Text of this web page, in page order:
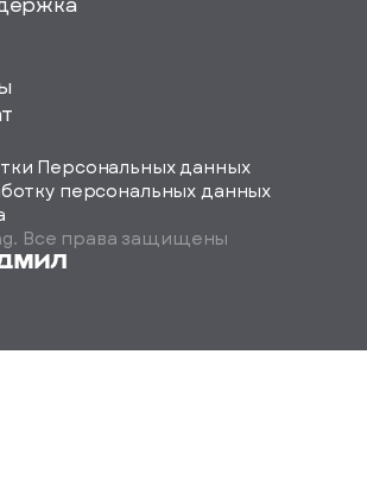
Персональных данных
персональных данных
Все права защищены